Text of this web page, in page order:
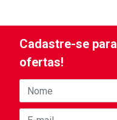
Cadastre-se
ofertas!